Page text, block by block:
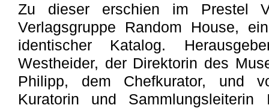
Zu dieser erschien im Prestel
Verlagsgruppe Random House,
identischer Katalog.
Westheider, der Direktorin des
Philipp, dem Chefkurator, und
Kuratorin und Sammlungsleiterin